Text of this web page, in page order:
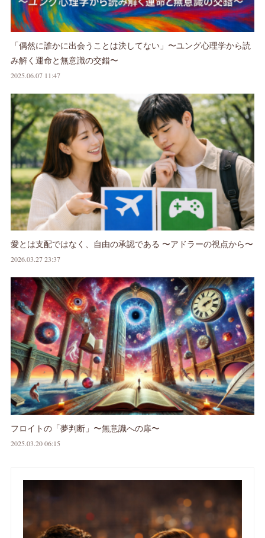
「偶然に誰かに出会うことは決してない」〜ユング心理学から読
み解く運命と無意識の交錯〜
2025.06.07 11:47
愛とは支配ではなく、自由の承認である 〜アドラーの視点から〜
2026.03.27 23:37
フロイトの「夢判断」〜無意識への扉〜
2025.03.20 06:15